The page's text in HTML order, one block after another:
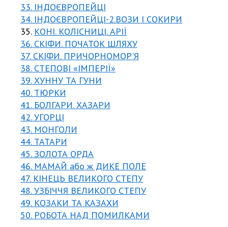
33. ІНДОЄВРОПЕЙЦІ
34. ІНДОЄВРОПЕЙЦІ-2.ВОЗИ І СОКИРИ
35. КОНІ. КОЛІСНИЦІ. АРІЇ
36. СКІФИ. ПОЧАТОК ШЛЯХУ
37. СКІФИ. ПРИЧОРНОМОР'Я
38. СТЕПОВІ «ІМПЕРІЇ»
39. ХУННУ ТА ГУНИ
40. ТЮРКИ
41. БОЛГАРИ. ХАЗАРИ
42. УГОРЦІ
43. МОНГОЛИ
44. ТАТАРИ
45. ЗОЛОТА ОРДА
46. МАМАЙ або ж ДИКЕ ПОЛЕ
47. КІНЕЦЬ ВЕЛИКОГО СТЕПУ
48. УЗБІЧЧЯ ВЕЛИКОГО СТЕПУ
49. КОЗАКИ ТА КАЗАХИ
50. РОБОТА НАД ПОМИЛКАМИ